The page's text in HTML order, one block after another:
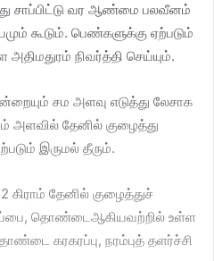
சாப்பிட்டு வர ஆண்மை பலவீனம்
கூடும். பெண்களுக்கு ஏற்படும்
நிவர்த்தி செய்யும்.
சம அளவு எடுத்து லேசாக
அளவில் தேனில் குழைத்து
இருமல் தீரும்.
கிராம் தேனில் குழைத்துச்
தொண்டைஆகியவற்றில் உள்ள
கரகரப்பு, நரம்புத் தளர்ச்சி